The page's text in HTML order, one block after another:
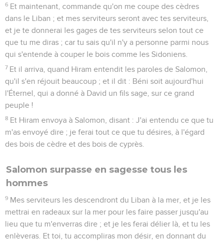
6 Et maintenant, commande qu'on me coupe des cèdres
dans le Liban ; et mes serviteurs seront avec tes serviteurs,
et je te donnerai les gages de tes serviteurs selon tout ce
que tu me diras ; car tu sais qu'il n'y a personne parmi nous
qui s'entende à couper le bois comme les Sidoniens.
7 Et il arriva, quand Hiram entendit les paroles de Salomon,
qu'il s'en réjouit beaucoup ; et il dit : Béni soit aujourd'hui
l'Éternel, qui a donné à David un fils sage, sur ce grand
peuple !
8 Et Hiram envoya à Salomon, disant : J'ai entendu ce que tu
m'as envoyé dire ; je ferai tout ce que tu désires, à l'égard
des bois de cèdre et des bois de cyprès.
Salomon surpasse en sagesse tous les
hommes
9 Mes serviteurs les descendront du Liban à la mer, et je les
mettrai en radeaux sur la mer pour les faire passer jusqu'au
lieu que tu m'enverras dire ; et je les ferai délier là, et tu les
enlèveras. Et toi, tu accompliras mon désir, en donnant du